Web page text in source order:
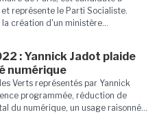
représente le Parti Socialiste.
la création d'un ministère...
: Yannick Jadot plaide
numérique
Verts représentés par Yannick
programmée, réduction de
du numérique, un usage raisonné...